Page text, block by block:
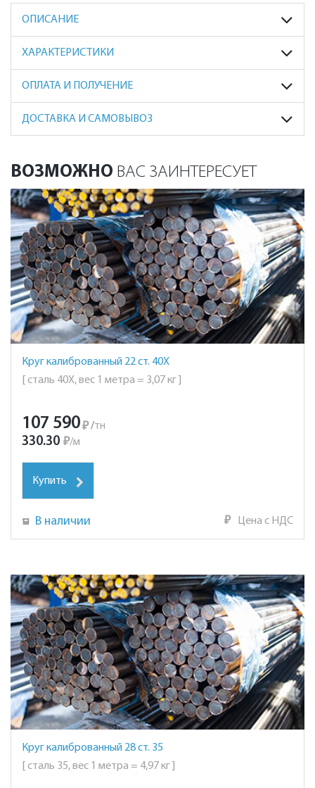
ОПИСАНИЕ
ХАРАКТЕРИСТИКИ
ОПЛАТА И ПОЛУЧЕНИЕ
ДОСТАВКА И САМОВЫВОЗ
ВОЗМОЖНО ВАС ЗАИНТЕРЕСУЕТ
Круг калиброванный 22 ст. 40Х
[ сталь 40Х, вес 1 метра = 3,07 кг ]
107 590₽ /тн
330.30 ₽/м
Купить
В наличии ₽ Цена с НДС
Круг калиброванный 28 ст. 35
[ сталь 35, вес 1 метра = 4,97 кг ]